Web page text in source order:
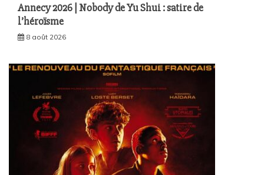
Annecy 2026 | Nobody de Yu Shui : satire de
l’héroïsme
8 août 2026